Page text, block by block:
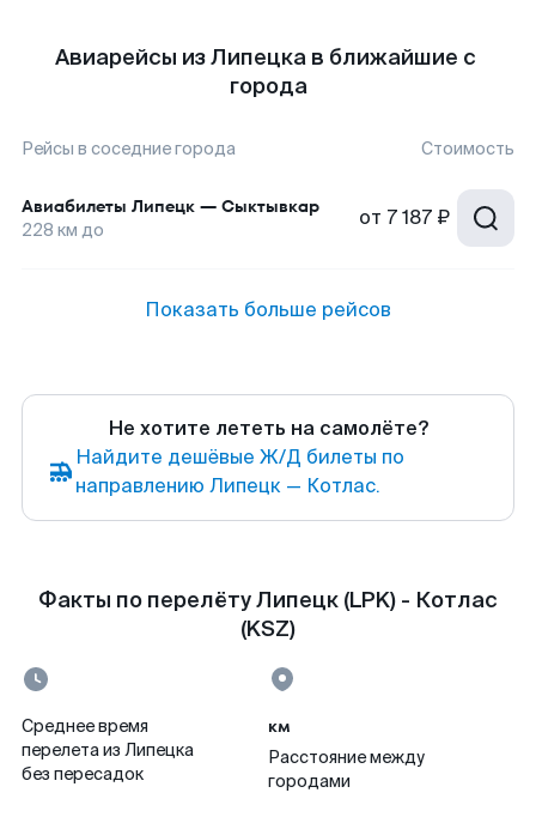
Авиарейсы из Липецка в ближайшие с
города
Рейсы в соседние города Стоимость
Авиабилеты Липецк — Сыктывкар
228 км до от 7 187 ₽
Показать больше рейсов
Не хотите лететь на самолёте?
Найдите дешёвые Ж/Д билеты по
направлению Липецк — Котлас.
Факты по перелёту Липецк (LPK) - Котлас
(KSZ)
Среднее время
перелета из Липецка
без пересадок
км
Расстояние между
городами